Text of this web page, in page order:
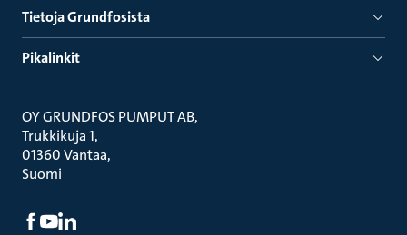
Tietoja Grundfosista
Pikalinkit
OY GRUNDFOS PUMPUT AB
Trukkikuja 1
01360 Vantaa
Suomi